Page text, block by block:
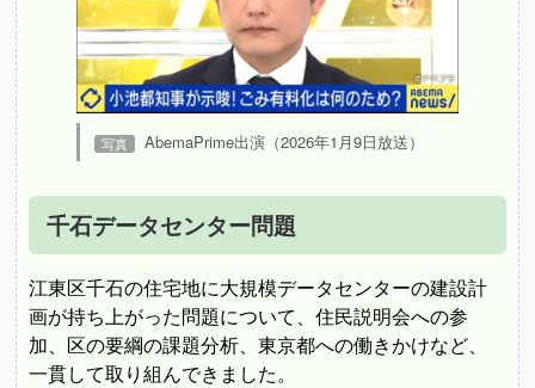
AbemaPrime出演（2026年1月9日放送）
千石データセンター問題
江東区千石の住宅地に大規模データセンターの建設計
画が持ち上がった問題について、住民説明会への参
加、区の要綱の課題分析、東京都への働きかけなど、
一貫して取り組んできました。